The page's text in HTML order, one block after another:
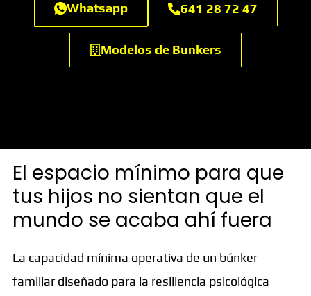
Whatsapp 641 28 72 47
Modelos de Bunkers
El espacio mínimo para que
tus hijos no sientan que el
mundo se acaba ahí fuera
La capacidad mínima operativa de un búnker
familiar diseñado para la resiliencia psicológica